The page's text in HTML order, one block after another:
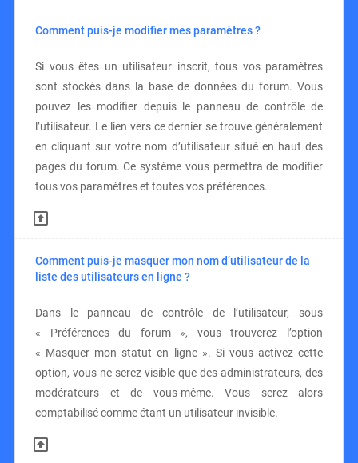
Comment puis-je modifier mes paramètres ?
Si vous êtes un utilisateur inscrit, tous vos paramètres
sont stockés dans la base de données du forum. Vous
pouvez les modifier depuis le panneau de contrôle de
l’utilisateur. Le lien vers ce dernier se trouve généralement
en cliquant sur votre nom d’utilisateur situé en haut des
pages du forum. Ce système vous permettra de modifier
tous vos paramètres et toutes vos préférences.
Comment puis-je masquer mon nom d’utilisateur de la
liste des utilisateurs en ligne ?
Dans le panneau de contrôle de l’utilisateur, sous
« Préférences du forum », vous trouverez l’option
« Masquer mon statut en ligne ». Si vous activez cette
option, vous ne serez visible que des administrateurs, des
modérateurs et de vous-même. Vous serez alors
comptabilisé comme étant un utilisateur invisible.